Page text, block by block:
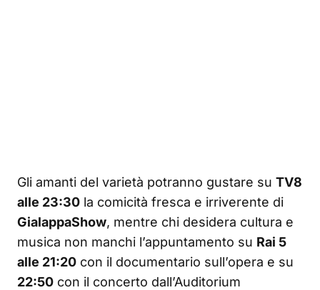
Gli amanti del varietà potranno gustare su TV8
alle 23:30 la comicità fresca e irriverente di
GialappaShow, mentre chi desidera cultura e
musica non manchi l’appuntamento su Rai 5
alle 21:20 con il documentario sull’opera e su
22:50 con il concerto dall’Auditorium